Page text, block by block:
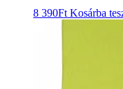
8 390Ft Kosárba